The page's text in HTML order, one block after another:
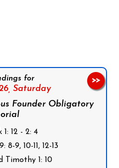
for
Saturday
Founder Obligatory
1: 12 - 2: 4
8-9, 10-11, 12-13
Timothy 1: 10
>>